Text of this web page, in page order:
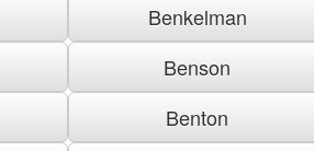
Benkelman
Benson
Benton